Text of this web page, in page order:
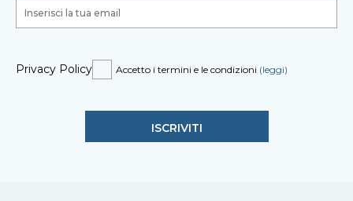
Privacy Policy Accetto i termini e le condizioni (leggi)